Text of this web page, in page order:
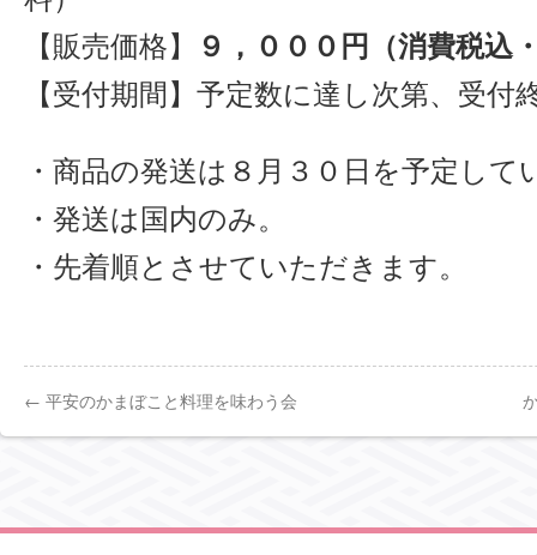
【販売価格】
９，０００円（消費税込
【受付期間】予定数に達し次第、受付
・商品の発送は８月３０日を予定して
・発送は国内のみ。
・先着順とさせていただきます。
← 平安のかまぼこと料理を味わう会